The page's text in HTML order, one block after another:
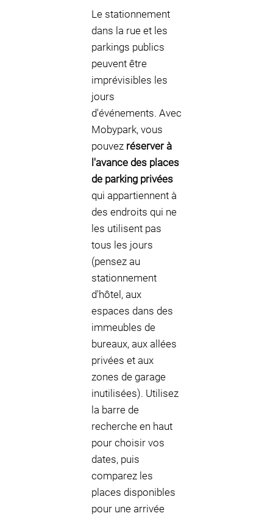
Le stationnement
dans la rue et les
parkings publics
peuvent être
imprévisibles les
jours
d'événements. Avec
Mobypark, vous
pouvez réserver à
l'avance des places
de parking privées
qui appartiennent à
des endroits qui ne
les utilisent pas
tous les jours
(pensez au
stationnement
d'hôtel, aux
espaces dans des
immeubles de
bureaux, aux allées
privées et aux
zones de garage
inutilisées). Utilisez
la barre de
recherche en haut
pour choisir vos
dates, puis
comparez les
places disponibles
pour une arrivée